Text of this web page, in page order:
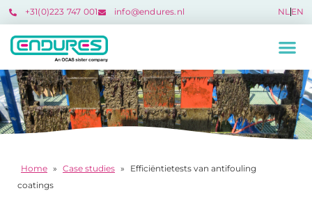
+31(0)223 747 001​ info@endures.nl NL EN
Home » Case studies »
Efficiëntietests van antifouling
coatings